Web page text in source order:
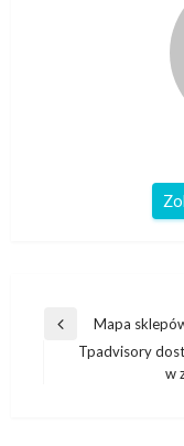
Nawigacja
wpisu
Poprzedni
Mapa
Tpadvisory
w